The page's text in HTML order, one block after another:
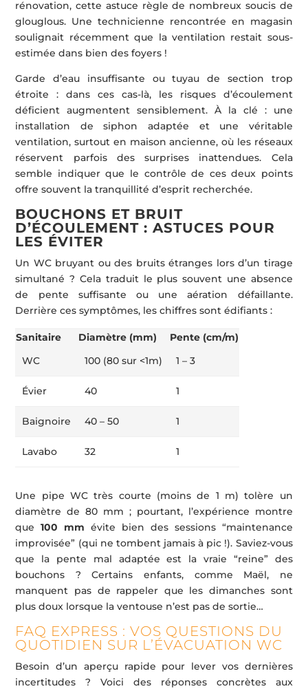
rénovation, cette astuce règle de nombreux soucis de
glouglous. Une technicienne rencontrée en magasin
soulignait récemment que la ventilation restait sous-
estimée dans bien des foyers !
Garde d’eau insuffisante ou tuyau de section trop
étroite : dans ces cas-là, les risques d’écoulement
déficient augmentent sensiblement. À la clé : une
installation de siphon adaptée et une véritable
ventilation, surtout en maison ancienne, où les réseaux
réservent parfois des surprises inattendues. Cela
semble indiquer que le contrôle de ces deux points
offre souvent la tranquillité d’esprit recherchée.
BOUCHONS ET BRUIT
D’ÉCOULEMENT : ASTUCES POUR
LES ÉVITER
Un WC bruyant ou des bruits étranges lors d’un tirage
simultané ? Cela traduit le plus souvent une absence
de pente suffisante ou une aération défaillante.
Derrière ces symptômes, les chiffres sont édifiants :
Sanitaire Diamètre (mm)
Pente (cm/m)
WC
100 (80 sur <1m) 1 – 3
Évier 40 1
Baignoire 40 – 50 1
Lavabo 32 1
Une pipe WC très courte (moins de 1 m) tolère un
diamètre de 80 mm ; pourtant, l’expérience montre
que100 mm évite bien des sessions “maintenance
improvisée” (qui ne tombent jamais à pic !). Saviez-vous
que la pente mal adaptée est la vraie “reine” des
bouchons ? Certains enfants, comme Maël, ne
manquent pas de rappeler que les dimanches sont
plus doux lorsque la ventouse n’est pas de sortie…
FAQ EXPRESS : VOS QUESTIONS DU
QUOTIDIEN SUR L’ÉVACUATION WC
Besoin d’un aperçu rapide pour lever vos dernières
incertitudes ? Voici des réponses concrètes aux